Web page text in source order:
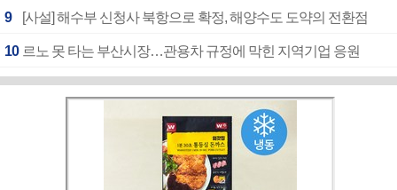
9 [사설] 해수부 신청사 북항으로 확정, 해양수도 도약의 전환점
10 르노 못 타는 부산시장…관용차 규정에 막힌 지역기업 응원